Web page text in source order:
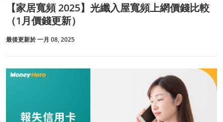
【家居寬頻 2025】光纖入屋寬頻上網價錢比較
（1月價錢更新）
最後更新於 一月 08, 2025